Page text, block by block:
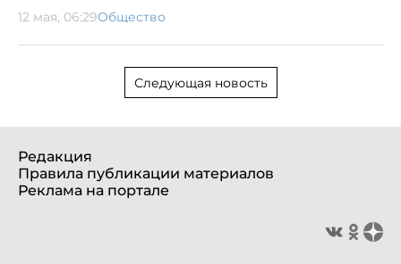
12 мая, 06:29Общество
Следующая новость
Редакция
Правила публикации материалов
Реклама на портале